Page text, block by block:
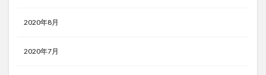
2020年8月
2020年7月